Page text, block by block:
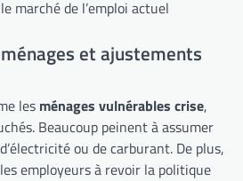
marché de l’emploi actuel
et ajustements
les ménages vulnérables crise,
Beaucoup peinent à assumer
ou de carburant. De plus,
employeurs à revoir la politique